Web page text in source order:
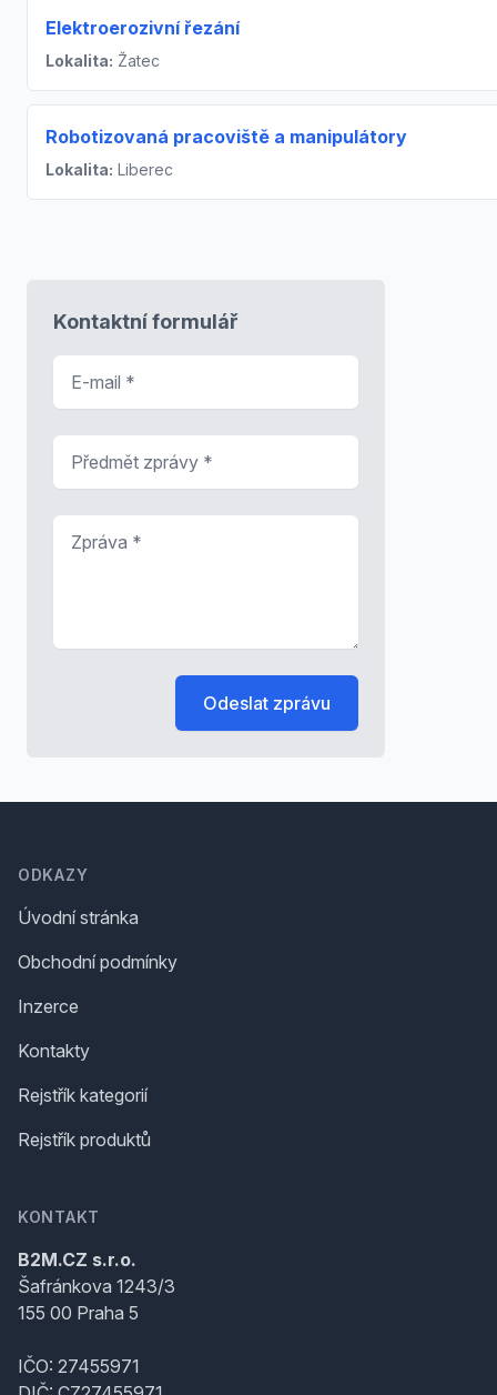
Elektroerozivní řezání
Lokalita: Žatec
Robotizovaná pracoviště a manipulátory
Lokalita: Liberec
Kontaktní formulář
Odeslat zprávu
ODKAZY
Úvodní stránka
Obchodní podmínky
Inzerce
Kontakty
Rejstřík kategorií
Rejstřík produktů
KONTAKT
B2M.CZ s.r.o.
Šafránkova 1243/3
155 00 Praha 5
IČO: 27455971